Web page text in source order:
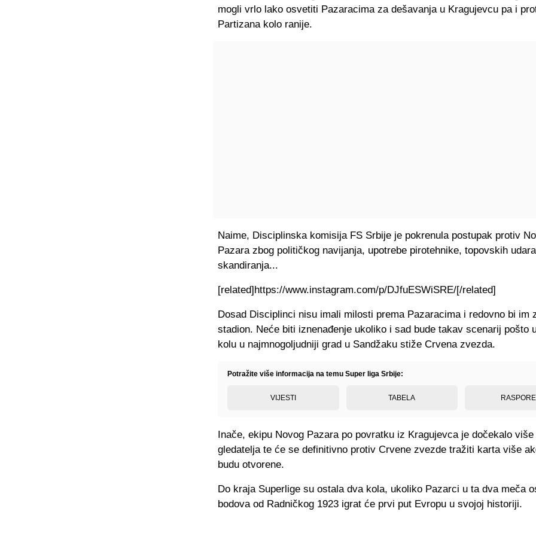
mogli vrlo lako osvetiti Pazaracima za dešavanja u Kragujevcu pa i
Partizana kolo ranije.
Naime, Disciplinska komisija FS Srbije je pokrenula postupak protiv
Pazara zbog političkog navijanja, upotrebe pirotehnike, topovskih
skandiranja...
[related]https://www.instagram.com/p/DJfuESWiSRE/[/related]
Dosad Disciplinci nisu imali milosti prema Pazaracima i redovno bi im
stadion. Neće biti iznenađenje ukoliko i sad bude takav scenarij pošto
kolu u najmnogoljudniji grad u Sandžaku stiže Crvena zvezda.
Potražite više informacija na temu Super liga Srbije:
VIJESTI TABELA
Inače, ekipu Novog Pazara po povratku iz Kragujevca je dočekalo više
gledatelja te će se definitivno protiv Crvene zvezde tražiti karta više
budu otvorene.
Do kraja Superlige su ostala dva kola, ukoliko Pazarci u ta dva meča
bodova od Radničkog 1923 igrat će prvi put Evropu u svojoj historiji.